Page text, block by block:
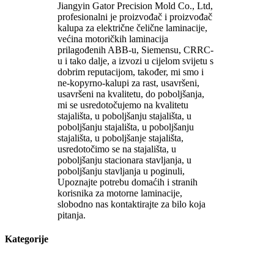
Jiangyin Gator Precision Mold Co., Ltd,
profesionalni je proizvođač i proizvođač
kalupa za električne čelične laminacije,
većina motoričkih laminacija
prilagođenih ABB-u, Siemensu, CRRC-
u i tako dalje, a izvozi u cijelom svijetu s
dobrim reputacijom, također, mi smo i
ne-kopyrno-kalupi za rast, usavršeni,
usavršeni na kvalitetu, do poboljšanja,
mi se usredotočujemo na kvalitetu
stajališta, u poboljšanju stajališta, u
poboljšanju stajališta, u poboljšanju
stajališta, u poboljšanje stajališta,
usredotočimo se na stajališta, u
poboljšanju stacionara stavljanja, u
poboljšanju stavljanja u poginuli,
Upoznajte potrebu domaćih i stranih
korisnika za motorne laminacije,
slobodno nas kontaktirajte za bilo koja
pitanja.
Kategorije